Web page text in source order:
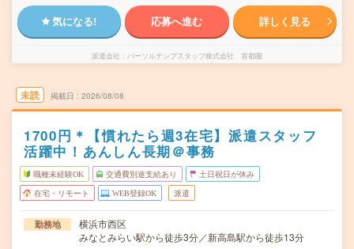
気になる! 応募へ進む 詳しく見る
派遣会社 パーソルテンプスタッフ株式会社 首都圏
未読 掲載日 2026/08/08
1700円＊【慣れたら週3在宅】派遣スタッフ
活躍中！あんしん長期＠事務
職種未経験OK 交通費別途支給あり 土日祝日が休み
在宅・リモート WEB登録OK 派遣
勤務地
横浜市西区
みなとみらい駅から徒歩3分／新高島駅から徒歩13分